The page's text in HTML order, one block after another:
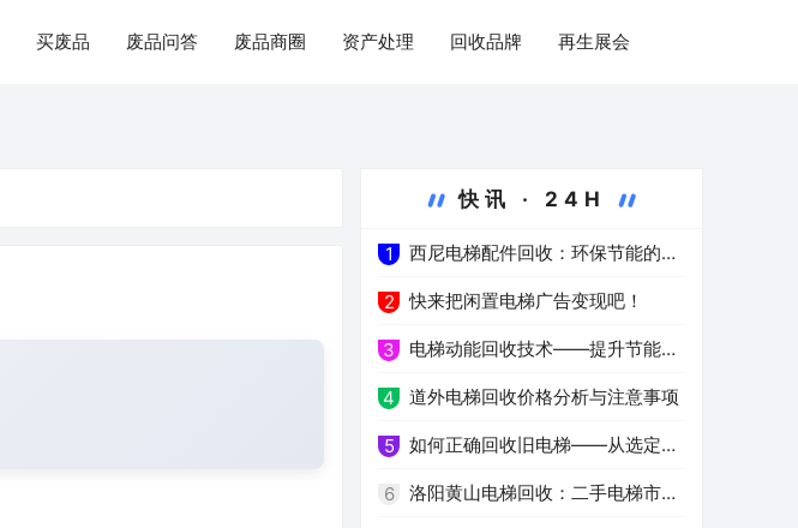
买废品 废品问答 废品商圈 资产处理 回收品牌 再生展会
快讯 · 24H
1 西尼电梯配件回收：环保节能的新
选择
2 快来把闲置电梯广告变现吧！
3 电梯动能回收技术——提升节能环
保水平
4 道外电梯回收价格分析与注意事项
5 如何正确回收旧电梯——从选定服
务公司到环保处理
6 洛阳黄山电梯回收：二手电梯市场